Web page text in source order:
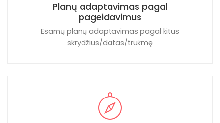
Planų adaptavimas pagal
pageidavimus
Esamų planų adaptavimas pagal kitus
skrydžius/datas/trukmę